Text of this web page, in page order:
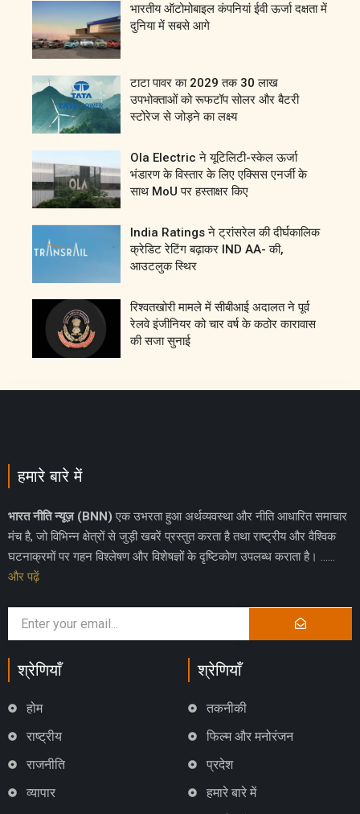
भारतीय ऑटोमोबाइल कंपनियां ईवी ऊर्जा दक्षता में
दुनिया में सबसे आगे
टाटा पावर का 2029 तक 30 लाख
उपभोक्ताओं को रूफटॉप सोलर और बैटरी
स्टोरेज से जोड़ने का लक्ष्य
Ola Electric ने यूटिलिटी-स्केल ऊर्जा
भंडारण के विस्तार के लिए एक्सिस एनर्जी के
साथ MoU पर हस्ताक्षर किए
India Ratings ने ट्रांसरेल की दीर्घकालिक
क्रेडिट रेटिंग बढ़ाकर IND AA- की,
आउटलुक स्थिर
रिश्वतखोरी मामले में सीबीआई अदालत ने पूर्व
रेलवे इंजीनियर को चार वर्ष के कठोर कारावास
की सजा सुनाई
हमारे बारे में
भारत नीति न्यूज़ (BNN) एक उभरता हुआ अर्थव्यवस्था और नीति आधारित समाचार
मंच है, जो विभिन्न क्षेत्रों से जुड़ी खबरें प्रस्तुत करता है तथा राष्ट्रीय और वैश्विक
घटनाक्रमों पर गहन विश्लेषण और विशेषज्ञों के दृष्टिकोण उपलब्ध कराता है। ……
और पढ़ें
श्रेणियाँ
होम
राष्ट्रीय
राजनीति
व्यापार
श्रेणियाँ
तकनीकी
फिल्म और मनोरंजन
प्रदेश
हमारे बारे में